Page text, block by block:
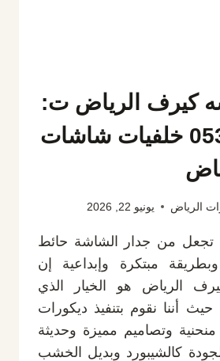
كيرف الرياض ت:
0532889551 خلفيات شاشات
الرياض يونيو 22, 2026
من جدار الشاشة حائط
مبتكرة وإبداعية إن
الرياض هو الخيار الذي
أننا نقوم بتنفيذ ديكورات
وتصاميم مميزة وحديثة
كالشيبورد وبديل الخشب